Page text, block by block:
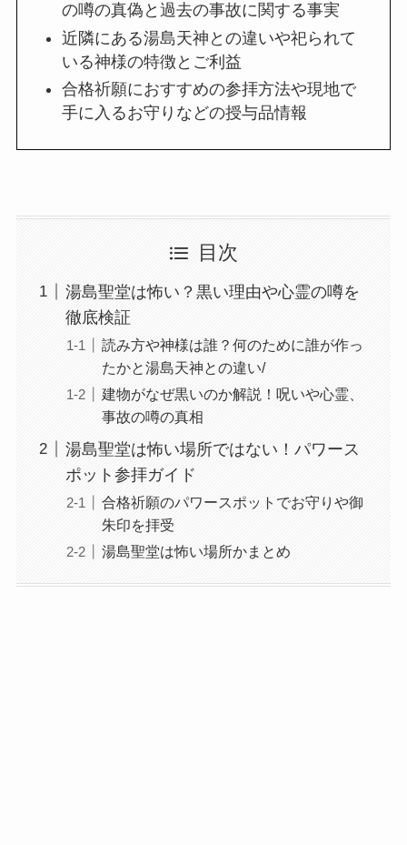
の噂の真偽と過去の事故に関する事実
近隣にある湯島天神との違いや祀られて
いる神様の特徴とご利益
合格祈願におすすめの参拝方法や現地で
手に入るお守りなどの授与品情報
目次
湯島聖堂は怖い？黒い理由や心霊の噂を
徹底検証
読み方や神様は誰？何のために誰が作っ
たかと湯島天神との違い/
建物がなぜ黒いのか解説！呪いや心霊、
事故の噂の真相
湯島聖堂は怖い場所ではない！パワース
ポット参拝ガイド
合格祈願のパワースポットでお守りや御
朱印を拝受
湯島聖堂は怖い場所かまとめ